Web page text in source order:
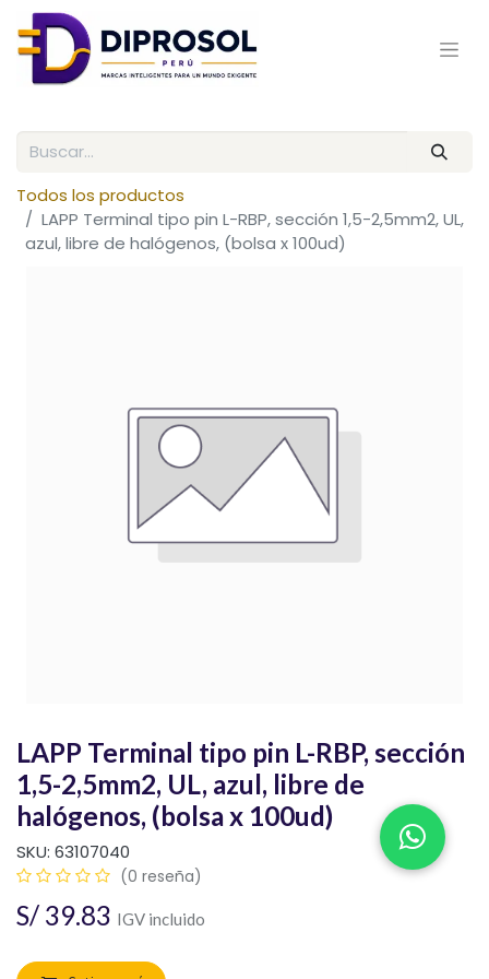
Todos los productos
LAPP Terminal tipo pin L-RBP, sección 1,5-2,5mm2, UL,
azul, libre de halógenos, (bolsa x 100ud)
LAPP Terminal tipo pin L-RBP, sección
1,5-2,5mm2, UL, azul, libre de
halógenos, (bolsa x 100ud)
SKU: 63107040
(0 reseña)
S/ 39.83 IGV incluido